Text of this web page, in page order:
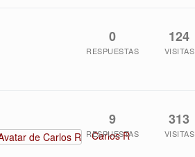
0
RESPUESTAS
124
VISITAS
Carlos R
9
RESPUESTAS
313
VISITAS